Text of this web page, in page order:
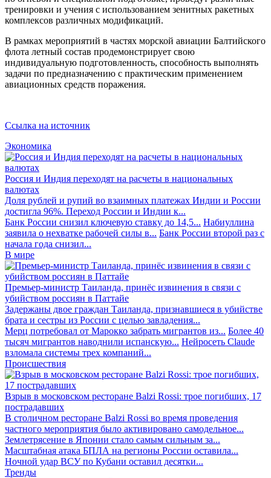
тренировки и учения с использованием зенитных ракетных
комплексов различных модификаций.
В рамках мероприятий в частях морской авиации Балтийского
флота летный состав продемонстрирует свою
индивидуальную подготовленность, способность выполнять
задачи по предназначению с практическим применением
авиационных средств поражения.
Ссылка на источник
Экономика
Россия и Индия переходят на расчеты в национальных
валютах
Доля рублей и рупий во взаимных платежах Индии и России
достигла 96%. Переход России и Индии к...
Банк России снизил ключевую ставку до 14,5... Набиуллина
заявила о нехватке рабочей силы в... Банк России второй раз с
начала года снизил...
В мире
Премьер-министр Таиланда, принёс извинения в связи с
убийством россиян в Паттайе
Задержаны двое граждан Таиланда, признавшиеся в убийстве
брата и сестры из России с целью завладения...
Мерц потребовал от Марокко забрать мигрантов из... Более 40
тысяч мигрантов наводнили испанскую... Нейросеть Claude
взломала системы трех компаний...
Происшествия
Взрыв в московском ресторане Balzi Rossi: трое погибших, 17
пострадавших
В столичном ресторане Balzi Rossi во время проведения
частного мероприятия было активировано самодельное...
Землетрясение в Японии стало самым сильным за...
Масштабная атака БПЛА на регионы России оставила...
Ночной удар ВСУ по Кубани оставил десятки...
Тренды